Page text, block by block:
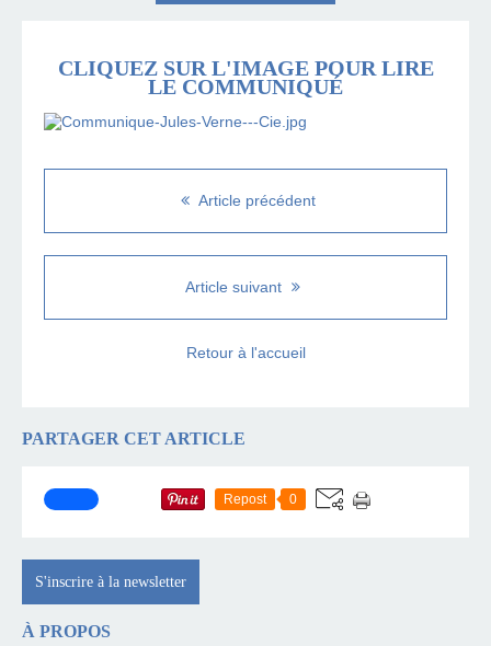
CLIQUEZ SUR L'IMAGE POUR LIRE
LE COMMUNIQUÉ
Article précédent
Article suivant
Retour à l'accueil
PARTAGER CET ARTICLE
Repost 0
S'inscrire à la newsletter
À PROPOS